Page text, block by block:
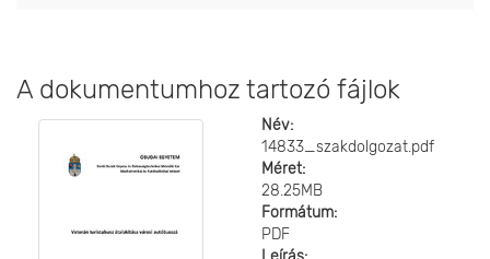
A dokumentumhoz tartozó fájlok
Név:
14833_szakdolgozat.pdf
Méret:
28.25MB
Formátum:
PDF